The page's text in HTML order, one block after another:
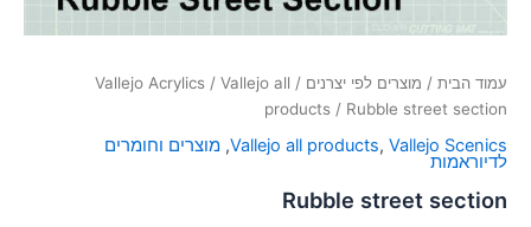
עמוד הבית / מוצרים לפי יצרנים /
Vallejo Acrylics / Vallejo all
products / Rubble street section
Vallejo all products, Vallejo Scenics
, מוצרים וחומרים
לדיוראמות
Rubble street section